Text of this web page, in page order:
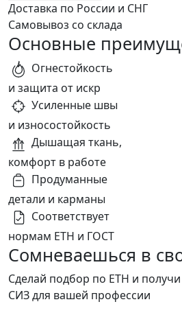
Доставка по России и СНГ
Самовывоз со склада
Основные
Огнестойкость
и защита от искр
Усиленные швы
и износостойкость
Дышащая ткань,
комфорт в работе
Продуманные
детали и карманы
Соответствует
нормам ЕТН и ГОСТ
Сомневаешься в
Сделай подбор по ЕТН и
СИЗ для вашей профессии